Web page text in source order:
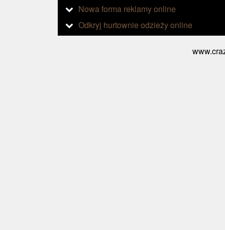
Nowa forma reklamy online
Odkryj hurtownie odzieży online